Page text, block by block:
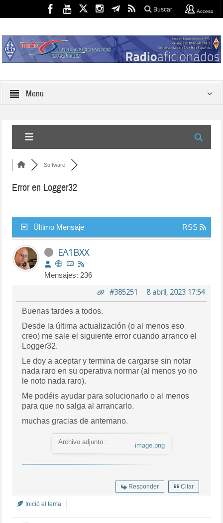
Buscar Acceso
Menu
Software
Error en Logger32
Último Mensaje RSS
EA1BXX
Mensajes: 236
#385251 - 8 abril, 2023 17:54
Buenas tardes a todos.
Desde la última actualización (o al menos eso
creo) me sale el siguiente error cuando arranco el
Logger32.
Le doy a aceptar y termina de cargarse sin notar
nada raro en su operativa normar (al menos yo no
le noto nada raro).
Me podéis ayudar para solucionarlo o al menos
para que no salga al arrancarlo.
muchas gracias de antemano.
Archivo adjunto : image.png
Responder Citar
Inició el tema